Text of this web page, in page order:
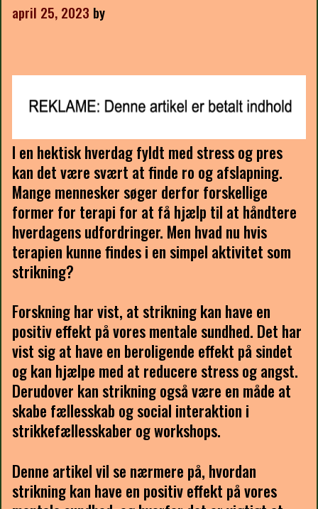
april 25, 2023 by
I en hektisk hverdag fyldt med stress og pres
kan det være svært at finde ro og afslapning.
Mange mennesker søger derfor forskellige
former for terapi for at få hjælp til at håndtere
hverdagens udfordringer. Men hvad nu hvis
terapien kunne findes i en simpel aktivitet som
strikning?
Forskning har vist, at strikning kan have en
positiv effekt på vores mentale sundhed. Det har
vist sig at have en beroligende effekt på sindet
og kan hjælpe med at reducere stress og angst.
Derudover kan strikning også være en måde at
skabe fællesskab og social interaktion i
strikkefællesskaber og workshops.
Denne artikel vil se nærmere på, hvordan
strikning kan have en positiv effekt på vores